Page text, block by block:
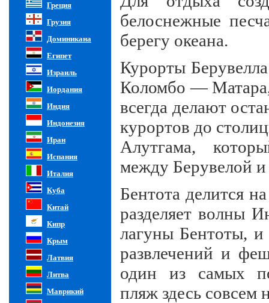
Греция
Грузия
Доминикана
Египет
Израиль
Иордания
Индия
Индонезия
Иран
Испания
Италия
Куба
Китай
Кипр
Крым
Латвия
Литва
Маврикий
белоснежные
берегу океана.
Курорты
Коломбо — Матара,
всегда делают
курортов до
Алутгама,
между Берувелой
Бентота делится
разделяет волны
лагуны Бентоты,
развлечений и
один из самых
пляж здесь